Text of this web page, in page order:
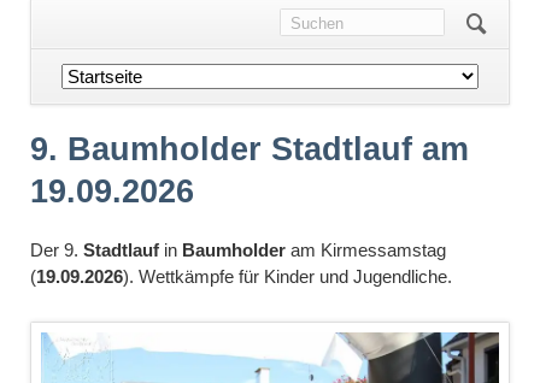
Navigation
überspringen
9. Baumholder Stadtlauf am
19.09.2026
Der 9. Stadtlaufin Baumholderam Kirmessamstag
(19.09.2026). Wettkämpfe für Kinder und Jugendliche.